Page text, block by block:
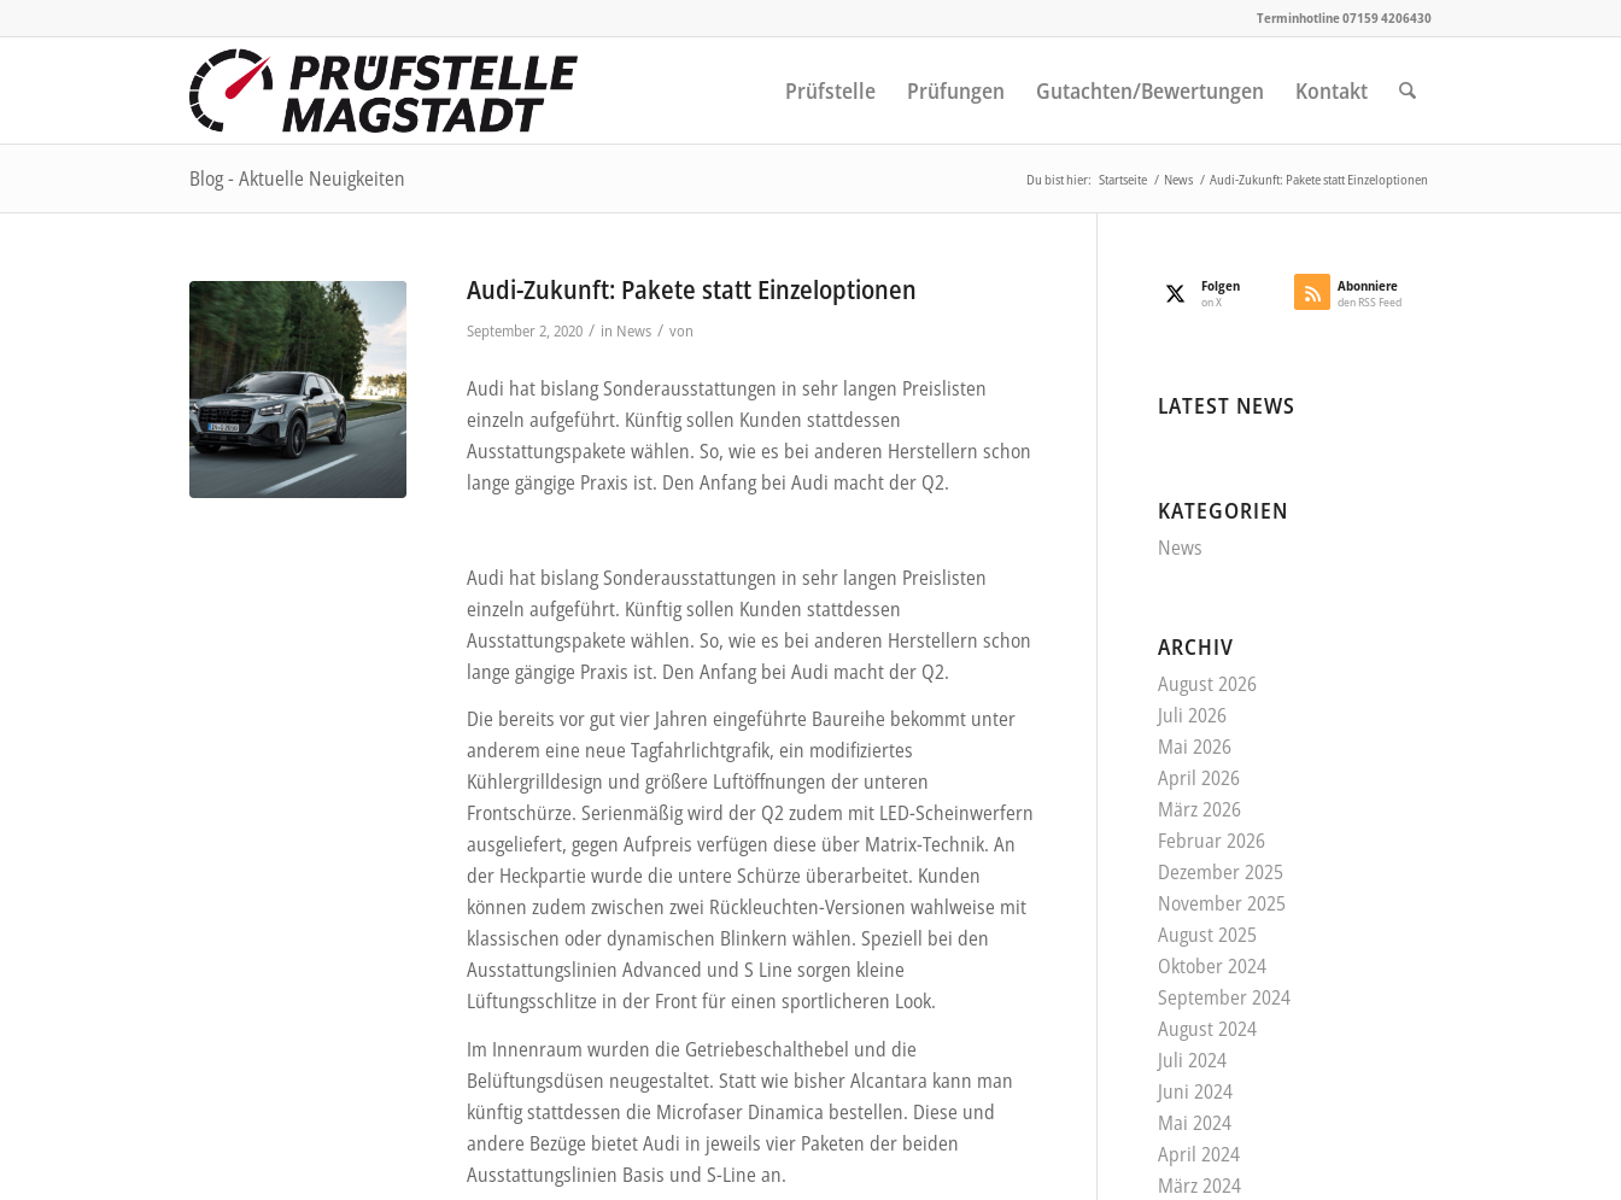
Terminhotline 07159 4206430
Prüfstelle Prüfungen Gutachten/Bewertungen Kontakt
Blog - Aktuelle Neuigkeiten Du bist hier: Startseite / News / Audi-Zukunft: Pakete statt Einzeloptionen
Audi-Zukunft: Pakete statt Einzeloptionen
September 2, 2020 / in News / von
Audi hat bislang Sonderausstattungen in sehr langen Preislisten
einzeln aufgeführt. Künftig sollen Kunden stattdessen
Ausstattungspakete wählen. So, wie es bei anderen Herstellern schon
lange gängige Praxis ist. Den Anfang bei Audi macht der Q2.
Audi hat bislang Sonderausstattungen in sehr langen Preislisten
einzeln aufgeführt. Künftig sollen Kunden stattdessen
Ausstattungspakete wählen. So, wie es bei anderen Herstellern schon
lange gängige Praxis ist. Den Anfang bei Audi macht der Q2.
Die bereits vor gut vier Jahren eingeführte Baureihe bekommt unter
anderem eine neue Tagfahrlichtgrafik, ein modifiziertes
Kühlergrilldesign und größere Luftöffnungen der unteren
Frontschürze. Serienmäßig wird der Q2 zudem mit LED-Scheinwerfern
ausgeliefert, gegen Aufpreis verfügen diese über Matrix-Technik. An
der Heckpartie wurde die untere Schürze überarbeitet. Kunden
können zudem zwischen zwei Rückleuchten-Versionen wahlweise mit
klassischen oder dynamischen Blinkern wählen. Speziell bei den
Ausstattungslinien Advanced und S Line sorgen kleine
Lüftungsschlitze in der Front für einen sportlicheren Look.
Im Innenraum wurden die Getriebeschalthebel und die
Belüftungsdüsen neugestaltet. Statt wie bisher Alcantara kann man
künftig stattdessen die Microfaser Dinamica bestellen. Diese und
andere Bezüge bietet Audi in jeweils vier Paketen der beiden
Ausstattungslinien Basis und S-Line an.
Folgen
on X
Abonniere
den RSS Feed
LATEST NEWS
KATEGORIEN
News
ARCHIV
August 2026
Juli 2026
Mai 2026
April 2026
März 2026
Februar 2026
Dezember 2025
November 2025
August 2025
Oktober 2024
September 2024
August 2024
Juli 2024
Juni 2024
Mai 2024
April 2024
März 2024